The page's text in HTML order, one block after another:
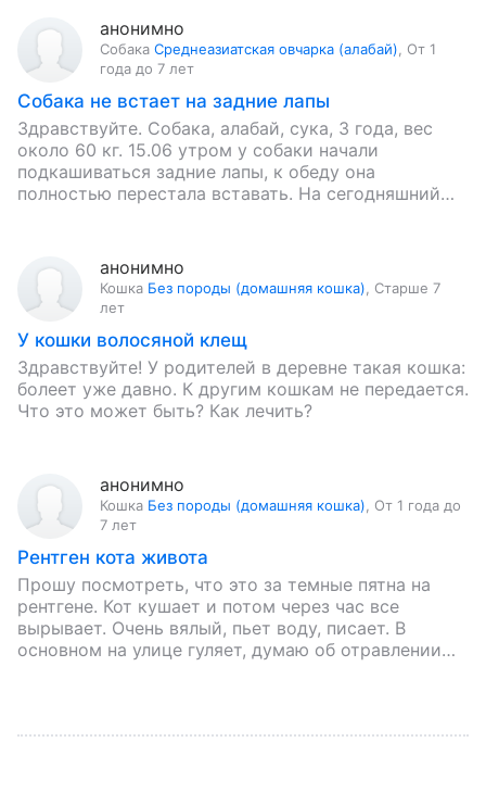
анонимно
Собака Среднеазиатская овчарка (алабай)
От 1
года до 7 лет
Собака не встает на задние лапы
Здравствуйте. Собака, алабай, сука, 3 года, вес
около 60 кг. 15.06 утром у собаки начали
подкашиваться задние лапы, к обеду она
полностью перестала вставать. На сегодняшний
анонимно
Кошка Без породы (домашняя кошка)
Старше 7
лет
У кошки волосяной клещ
Здравствуйте! У родителей в деревне такая кошка:
болеет уже давно. К другим кошкам не передается.
Что это может быть? Как лечить?
анонимно
Кошка Без породы (домашняя кошка)
От 1 года до
7 лет
Рентген кота живота
Прошу посмотреть, что это за темные пятна на
рентгене. Кот кушает и потом через час все
вырывает. Очень вялый, пьет воду, писает. В
основном на улице гуляет, думаю об отравлении…